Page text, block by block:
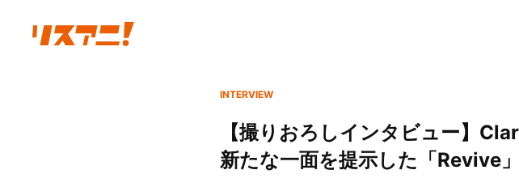
INTERVIEW
【撮りおろしインタビュー】
新たな一面を提示した「Revive